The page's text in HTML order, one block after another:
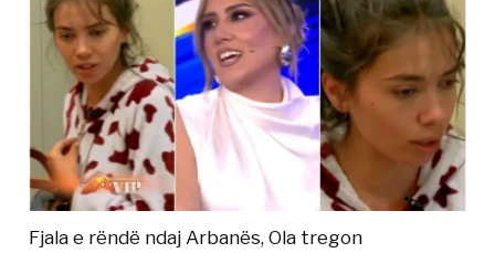
Fjala e rëndë ndaj Arbanës, Ola tregon